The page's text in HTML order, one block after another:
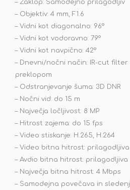
– Zaklop: Samodejno prilagodljiv
– Objektiv: 4 mm, F1.6
– Vidni kot diagonalno: 96°
– Vidni kot vodoravno: 79°
– Vidni kot navpično: 42°
– Dnevni/nočni način: IR-cut filter
preklopom
– Odstranjevanje šuma: 3D DNR
– Nočni vid: do 15 m
– Največja ločljivost: 8 MP
– Hitrost zajema: do 15 fps
– Video stiskanje: H.265, H.264
– Video bitna hitrost: prilagodljiva
– Avdio bitna hitrost: prilagodljiva
– Največja bitna hitrost: 4 Mbps
– Samodejna povečava in